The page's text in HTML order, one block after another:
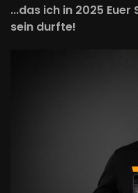
...das ich in 2025
sein durfte!